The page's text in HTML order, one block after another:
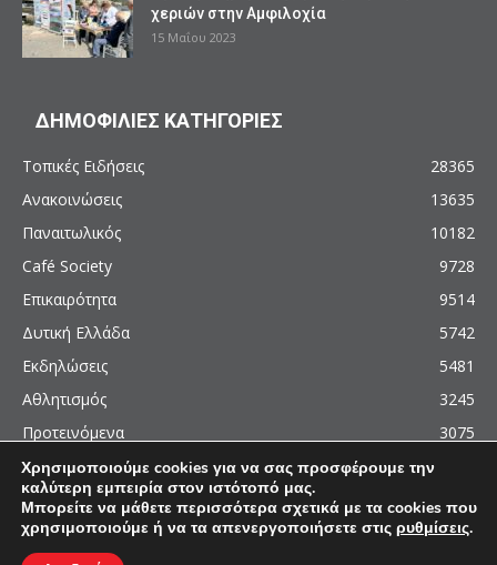
χεριών στην Αμφιλοχία
15 Μαΐου 2023
ΔΗΜΟΦΙΛΙΕΣ ΚΑΤΗΓΟΡΙΕΣ
Τοπικές Ειδήσεις
28365
Ανακοινώσεις
13635
Παναιτωλικός
10182
Café Society
9728
Επικαιρότητα
9514
Δυτική Ελλάδα
5742
Εκδηλώσεις
5481
Αθλητισμός
3245
Προτεινόμενα
3075
© 2011 - 2026 - AgrinioCulture.gr
This site is protected by reCAPTCHA and the Google
Χρησιμοποιούμε cookies για να σας προσφέρουμε την
καλύτερη εμπειρία στον ιστότοπό μας.
Μπορείτε να μάθετε περισσότερα σχετικά με τα cookies που
χρησιμοποιούμε ή να τα απενεργοποιήσετε στις ρυθμίσεις.